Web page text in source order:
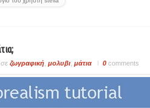
σε ζωγραφική μολυβι μάτια 0 comments